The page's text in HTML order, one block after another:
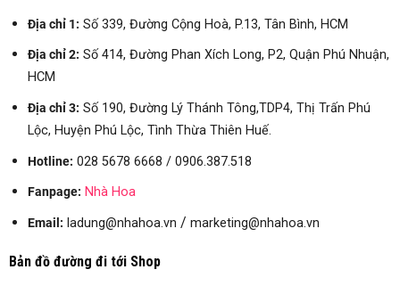
Địa chỉ 1: Số 339, Đường Cộng Hoà, P.13, Tân Bình, HCM
Địa chỉ 2: Số 414, Đường Phan Xích Long, P2, Quận Phú Nhuận,
HCM
Địa chỉ 3: Số 190, Đường Lý Thánh Tông,TDP4, Thị Trấn Phú
Lộc, Huyện Phú Lộc, Tình Thừa Thiên Huế.
Hotline: 028 5678 6668 / 0906.387.518
Fanpage: Nhà Hoa
Email: ladung@nhahoa.vn / marketing@nhahoa.vn
Bản đồ đường đi tới Shop